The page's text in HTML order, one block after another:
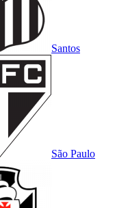
Santos
São Paulo